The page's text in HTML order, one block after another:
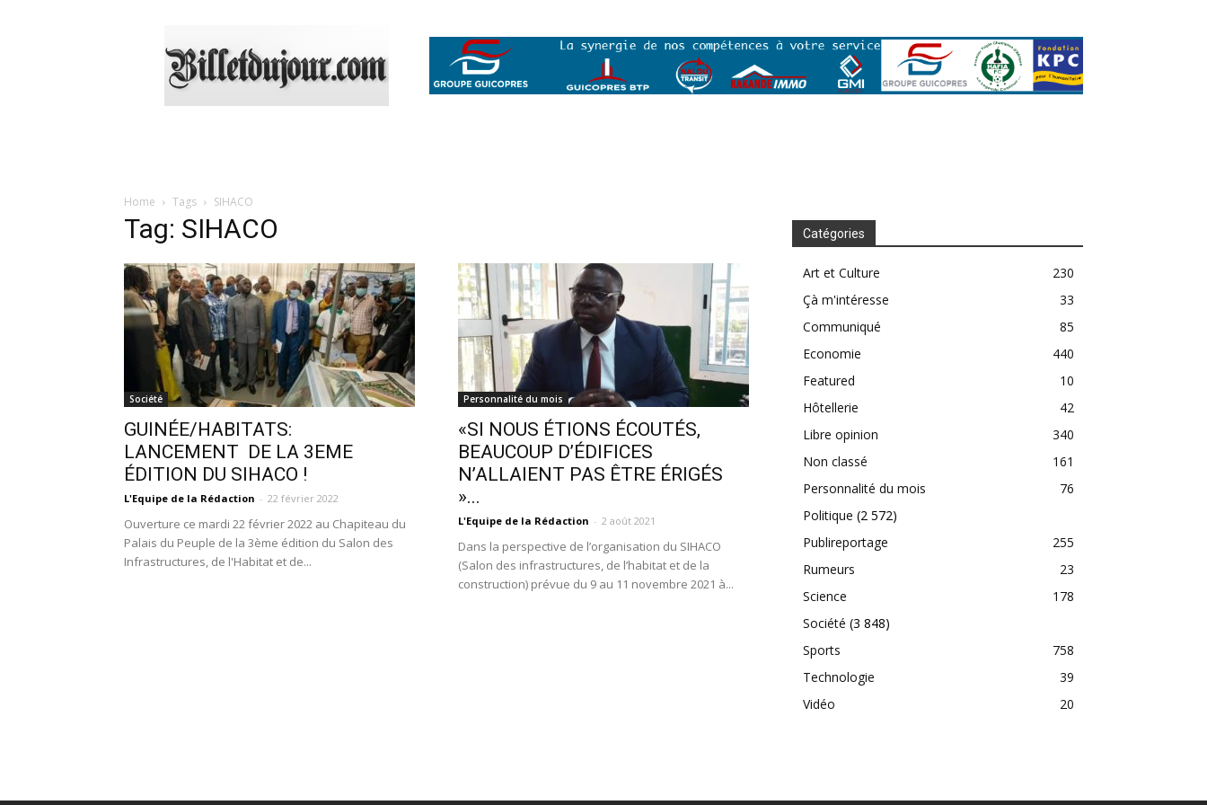
Home Tags SIHACO
Tag: SIHACO
Société
GUINÉE/HABITATS:
LANCEMENT DE LA 3EME
ÉDITION DU SIHACO !
L'Equipe de la Rédaction - 22 février 2022
Ouverture ce mardi 22 février 2022 au Chapiteau du
Palais du Peuple de la 3ème édition du Salon des
Infrastructures, de l'Habitat et de...
Personnalité du mois
«SI NOUS ÉTIONS ÉCOUTÉS,
BEAUCOUP D’ÉDIFICES
N’ALLAIENT PAS ÊTRE ÉRIGÉS
»...
L'Equipe de la Rédaction - 2 août 2021
Dans la perspective de l’organisation du SIHACO
(Salon des infrastructures, de l’habitat et de la
construction) prévue du 9 au 11 novembre 2021 à...
Catégories
Art et Culture
230
Çà m'intéresse
33
Communiqué
85
Economie
440
Featured
10
Hôtellerie
42
Libre opinion
340
Non classé
161
Personnalité du mois
76
Politique (2 572)
Publireportage
255
Rumeurs
23
Science
178
Société (3 848)
Sports
758
Technologie
39
Vidéo
20